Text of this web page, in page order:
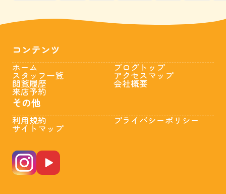
コンテンツ
ホーム
スタッフ一覧
閲覧履歴
来店予約
ブログトップ
アクセスマップ
会社概要
その他
利用規約
サイトマップ
プライバシーポリシー